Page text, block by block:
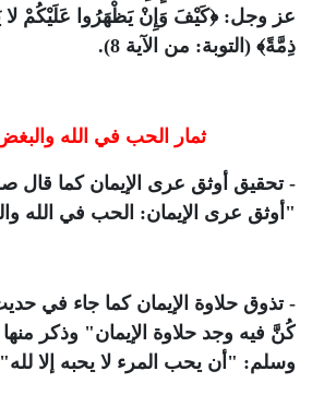
عز وجل:﴿كَيْفَ وَإِنْ يَظْهَرُوا عَلَيْكُمْ لا
ذِمَّةً﴾ (التوبة: من الآية 8).
ثمار الحب في الله
- تحقيق أوثق عرى الإيمان كما قال
"أوثق عرى الإيمان: الحب في الله
- تذوق حلاوة الإيمان كما جاء في
كُنَّ فيه وجد حلاوة الإيمان" وذكر
وسلم: " أن يحب المرء لا يحبه إلا لله